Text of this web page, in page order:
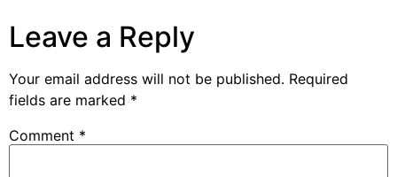
Leave a Reply
Your email address will not be published. Required
fields are marked *
Comment *